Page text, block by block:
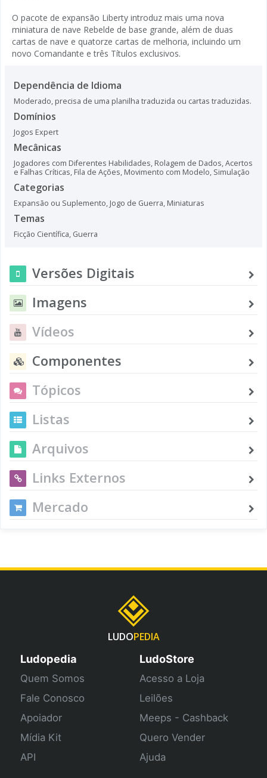
O pacote de expansão Liberty introduz mais uma nova
miniatura de nave Rebelde de base grande, além de duas
cartas de nave e quatorze cartas de melhoria, incluindo um
novo Comandante e três Títulos exclusivos.
Dependência de Idioma
Moderado, precisa de uma planilha traduzida ou cartas traduzidas.
Domínios
Jogos Expert
Mecânicas
Jogadores com Diferentes Habilidades, Rolagem de Dados,Acertos
e Falhas Críticas, Fila de Ações, Movimento com Modelo, Simulação
Categorias
Expansão ou Suplemento, Jogo de Guerra, Miniaturas
Temas
Ficção Científica, Guerra
Versões Digitais
Imagens
Vídeos
Componentes
Tópicos
Listas
Arquivos
Links Externos
Mercado
LUDOPEDIA
Ludopedia
Quem Somos
Fale Conosco
Apoiador
Mídia Kit
API
LudoStore
Acesso a Loja
Leilões
Meeps - Cashback
Quero Vender
Ajuda